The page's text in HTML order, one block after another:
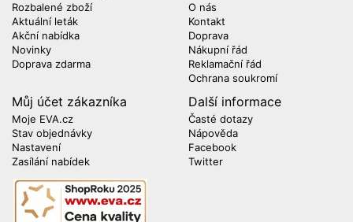
Rozbalené zboží
Aktuální leták
Akční nabídka
Novinky
Doprava zdarma
O nás
Kontakt
Doprava
Nákupní řád
Reklamační řád
Ochrana soukromí
Můj účet zákazníka
Moje EVA.cz
Stav objednávky
Nastavení
Zasílání nabídek
Další informace
Časté dotazy
Nápověda
Facebook
Twitter